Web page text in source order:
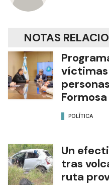
NOTAS
Formosa
POLÍTICA
Un
tras
ruta